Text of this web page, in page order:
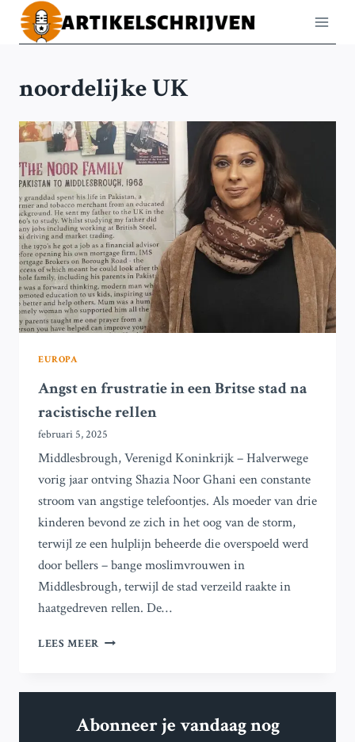
Doorgaan
naar
noordelijke UK
EUROPA
Angst en frustratie in een Britse stad na
racistische rellen
februari 5, 2025
Middlesbrough, Verenigd Koninkrijk – Halverwege
vorig jaar ontving Shazia Noor Ghani een constante
stroom van angstige telefoontjes. Als moeder van drie
kinderen bevond ze zich in het oog van de storm,
terwijl ze een hulplijn beheerde die overspoeld werd
door bellers – bange moslimvrouwen in
Middlesbrough, terwijl de stad verzeild raakte in
haatgedreven rellen. De…
LEES MEER ANGST
IN
BRITSE
Abonneer je vandaag nog